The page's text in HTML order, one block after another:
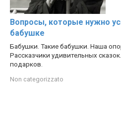
Вопросы, которые нужно
бабушке
Бабушки. Такие бабушки. Наша
Рассказчики удивительных
подарков.
Non categorizzato